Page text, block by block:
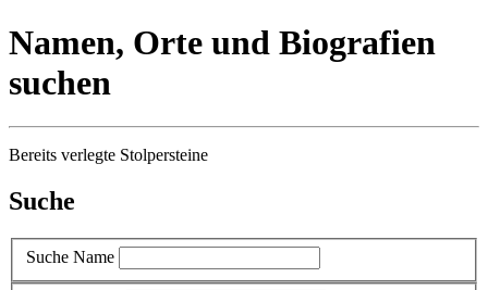
Namen, Orte und Biografien
suchen
Bereits verlegte Stolpersteine
Suche
Suche Name